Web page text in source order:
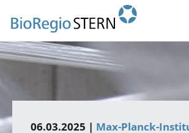
zum
Inhalt
06.03.2025 | Max-Planck-